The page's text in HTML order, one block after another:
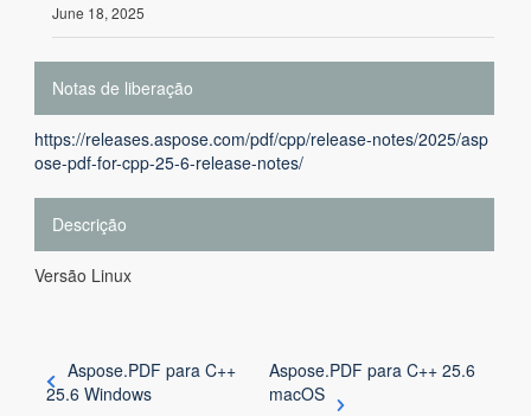
June 18, 2025
Notas de liberação
https://releases.aspose.com/pdf/cpp/release-notes/2025/asp
ose-pdf-for-cpp-25-6-release-notes/
Descrição
Versão Linux
Aspose.PDF para C++
25.6 Windows
Aspose.PDF para C++ 25.6
macOS